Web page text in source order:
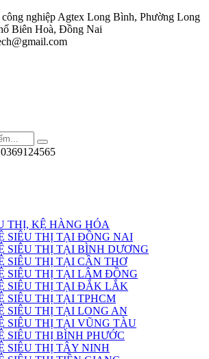
nghiệp Agtex Long Bình, Phường Long
Biên Hoà, Đồng Nai
0369124565
THỊ, KỆ HÀNG HÓA
SIÊU THỊ TẠI ĐỒNG NAI
SIÊU THỊ TẠI BÌNH DƯƠNG
SIÊU THỊ TẠI CẦN THƠ
SIÊU THỊ TẠI LÂM ĐỒNG
SIÊU THỊ TẠI ĐẮK LẮK
SIÊU THỊ TẠI TPHCM
SIÊU THỊ TẠI LONG AN
SIÊU THỊ TẠI VŨNG TÀU
SIÊU THỊ BÌNH PHƯỚC
SIÊU THỊ TÂY NINH